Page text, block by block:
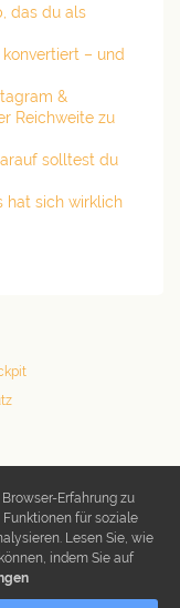
das du als
– und
&
Reichweite zu
solltest du
hat sich wirklich
Erfahrung zu
für soziale
Lesen Sie, wie
indem Sie auf